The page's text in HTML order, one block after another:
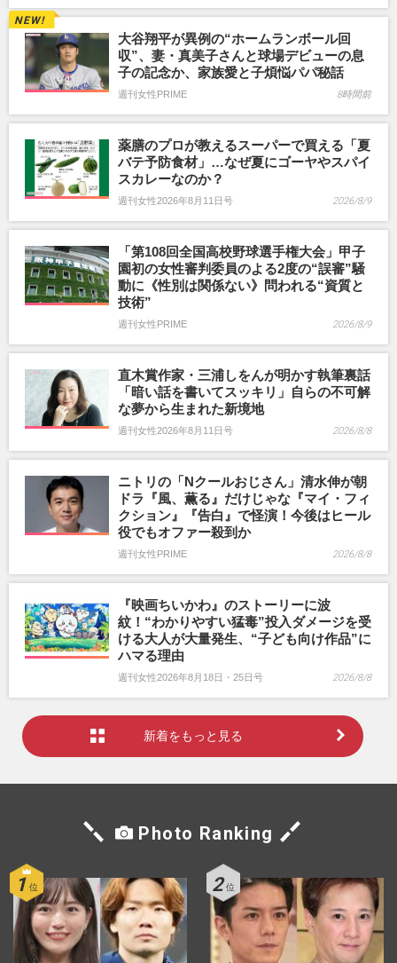
大谷翔平が異例の“ホームランボール回
収”、妻・真美子さんと球場デビューの息
子の記念か、家族愛と子煩悩パパ秘話
週刊女性PRIME 8時間前
薬膳のプロが教えるスーパーで買える「夏
バテ予防食材」…なぜ夏にゴーヤやスパイ
スカレーなのか？
週刊女性2026年8月11日号 2026/8/9
「第108回全国高校野球選手権大会」甲子
園初の女性審判委員のよる2度の“誤審”騒
動に《性別は関係ない》問われる“資質と
技術”
週刊女性PRIME 2026/8/9
直木賞作家・三浦しをんが明かす執筆裏話
「暗い話を書いてスッキリ」自らの不可解
な夢から生まれた新境地
週刊女性2026年8月11日号 2026/8/8
ニトリの「Nクールおじさん」清水伸が朝
ドラ『風、薫る』だけじゃな『マイ・フィ
クション』『告白』で怪演！今後はヒール
役でもオファー殺到か
週刊女性PRIME 2026/8/8
『映画ちいかわ』のストーリーに波
紋！“わかりやすい猛毒”投入ダメージを受
ける大人が大量発生、“子ども向け作品”に
ハマる理由
週刊女性2026年8月18日・25日号 2026/8/8
新着をもっと見る
Photo Ranking